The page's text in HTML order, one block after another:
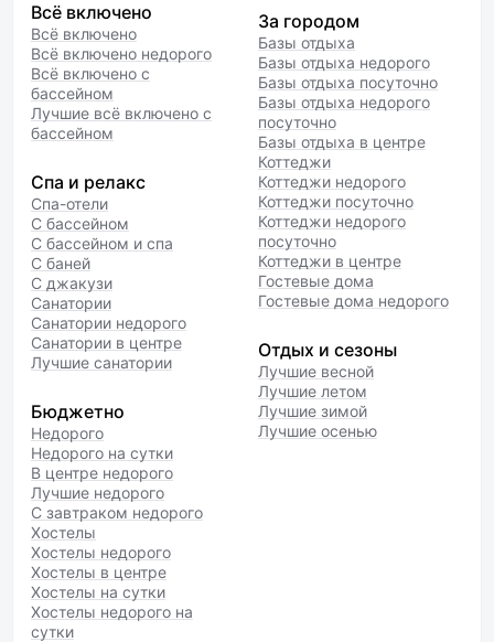
Всё включено
Всё включено
Всё включено недорого
Всё включено с
бассейном
Лучшие всё включено с
бассейном
Спа и релакс
Спа-отели
С бассейном
С бассейном и спа
С баней
С джакузи
Санатории
Санатории недорого
Санатории в центре
Лучшие санатории
Бюджетно
Недорого
Недорого на сутки
В центре недорого
Лучшие недорого
С завтраком недорого
Хостелы
Хостелы недорого
Хостелы в центре
Хостелы на сутки
Хостелы недорого на
сутки
За городом
Базы отдыха
Базы отдыха недорого
Базы отдыха посуточно
Базы отдыха недорого
посуточно
Базы отдыха в центре
Коттеджи
Коттеджи недорого
Коттеджи посуточно
Коттеджи недорого
посуточно
Коттеджи в центре
Гостевые дома
Гостевые дома недорого
Отдых и сезоны
Лучшие весной
Лучшие летом
Лучшие зимой
Лучшие осенью